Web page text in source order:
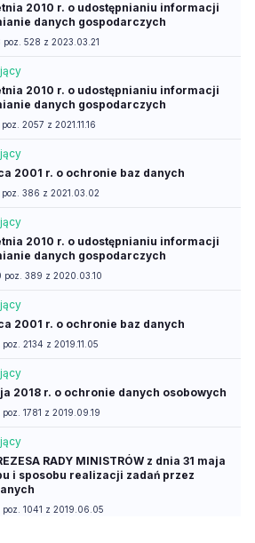
2010 r. o udostępnianiu informacji
danych gospodarczych
poz. 528 z 2023.03.21
2010 r. o udostępnianiu informacji
danych gospodarczych
poz. 2057 z 2021.11.16
2001 r. o ochronie baz danych
poz. 386 z 2021.03.02
2010 r. o udostępnianiu informacji
danych gospodarczych
poz. 389 z 2020.03.10
2001 r. o ochronie baz danych
poz. 2134 z 2019.11.05
2018 r. o ochronie danych osobowych
poz. 1781 z 2019.09.19
RADY MINISTRÓW z dnia 31 maja
i sposobu realizacji zadań przez
poz. 1041 z 2019.06.05